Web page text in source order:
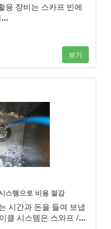
용 장비는 스카프 빈에
…
보기
스템으로 비용 절감
시간과 돈을 들여 보냅
클 시스템은 스와프 /…